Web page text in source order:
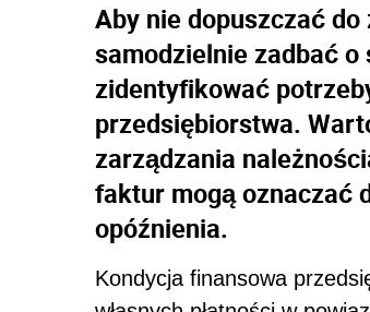
Aby nie dopuszczać do
samodzielnie zadbać o
zidentyfikować
przedsiębiorstwa.
zarządzania
faktur mogą oznaczać
opóźnienia.
Kondycja finansowa